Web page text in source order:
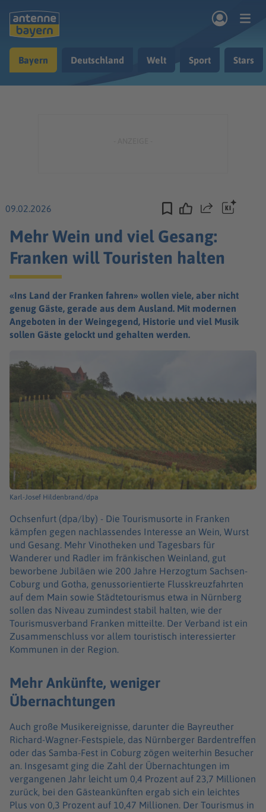
Musik & Radio
Bayern Deutschland Welt Sport Stars
09.02.2026 Teilen
Mehr Wein und viel Gesang:
Franken will Touristen halten
«Ins Land der Franken fahren» wollen viele, aber nicht
genug Gäste, gerade aus dem Ausland. Mit modernen
Angeboten in der Weingegend, Historie und viel Musik
sollen Gäste gelockt und gehalten werden.
Karl-Josef Hildenbrand/dpa
Ochsenfurt (dpa/lby) - Die Tourismusorte in Franken
kämpfen gegen nachlassendes Interesse an Wein, Wurst
und Gesang. Mehr Vinotheken und Tagesbars für
Wanderer und Radler im fränkischen Weinland, gut
beworbene Jubiläen wie 200 Jahre Herzogtum Sachsen-
Coburg und Gotha, genussorientierte Flusskreuzfahrten
auf dem Main sowie Städtetourismus etwa in Nürnberg
sollen das Niveau zumindest stabil halten, wie der
Tourismusverband Franken mitteilte. Der Verband ist ein
Zusammenschluss vor allem touristisch interessierter
Kommunen in der Region.
Mehr Ankünfte, weniger
Übernachtungen
Auch große Musikereignisse, darunter die Bayreuther
Richard-Wagner-Festspiele, das Nürnberger Bardentreffen
oder das Samba-Fest in Coburg zögen weiterhin Besucher
an. Insgesamt ging die Zahl der Übernachtungen im
vergangenen Jahr leicht um 0,4 Prozent auf 23,7 Millionen
zurück, bei den Gästeankünften ergab sich ein leichtes
Plus von 0,3 Prozent auf 10,47 Millionen. Der Tourismus in